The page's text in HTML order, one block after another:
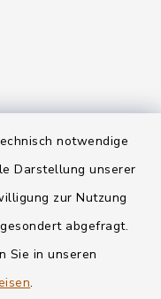
notwendige
Darstellung unserer
zur Nutzung
abgefragt.
Sie in unseren
.